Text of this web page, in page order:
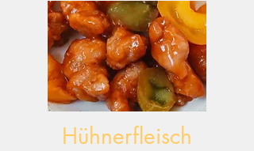
Hühnerfleisch